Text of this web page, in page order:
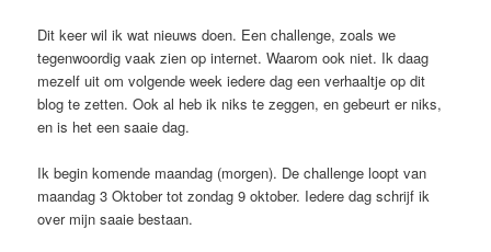
Dit keer wil ik wat nieuws doen. Een challenge, zoals we
tegenwoordig vaak zien op internet. Waarom ook niet. Ik daag
mezelf uit om volgende week iedere dag een verhaaltje op dit
blog te zetten. Ook al heb ik niks te zeggen, en gebeurt er niks,
en is het een saaie dag.
Ik begin komende maandag (morgen). De challenge loopt van
maandag 3 Oktober tot zondag 9 oktober. Iedere dag schrijf ik
over mijn saaie bestaan.